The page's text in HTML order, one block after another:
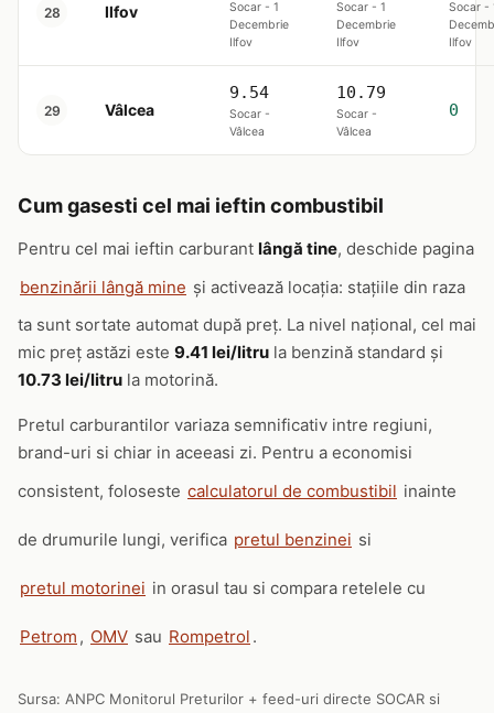
28 Ilfov
Socar - 1
Decembrie
Ilfov
Socar - 1
Decembrie
Ilfov
Socar -
Ilfov
29 Vâlcea
9.54
Socar -
Vâlcea
10.79
Socar -
Vâlcea
0
Cum gasesti cel mai ieftin combustibil
Pentru cel mai ieftin carburant lângă tine, deschide pagina
benzinării lângă mine și activează locația: stațiile din raza
ta sunt sortate automat după preț. La nivel național, cel mai
mic preț astăzi este 9.41 lei/litru la benzină standard și
10.73 lei/litru la motorină.
Pretul carburantilor variaza semnificativ intre regiuni,
brand-uri si chiar in aceeasi zi. Pentru a economisi
consistent, foloseste calculatorul de combustibil inainte
de drumurile lungi, verifica pretul benzinei si
pretul motorinei in orasul tau si compara retelele cu
Petrom , OMV sau Rompetrol .
Sursa: ANPC Monitorul Preturilor + feed-uri directe SOCAR si